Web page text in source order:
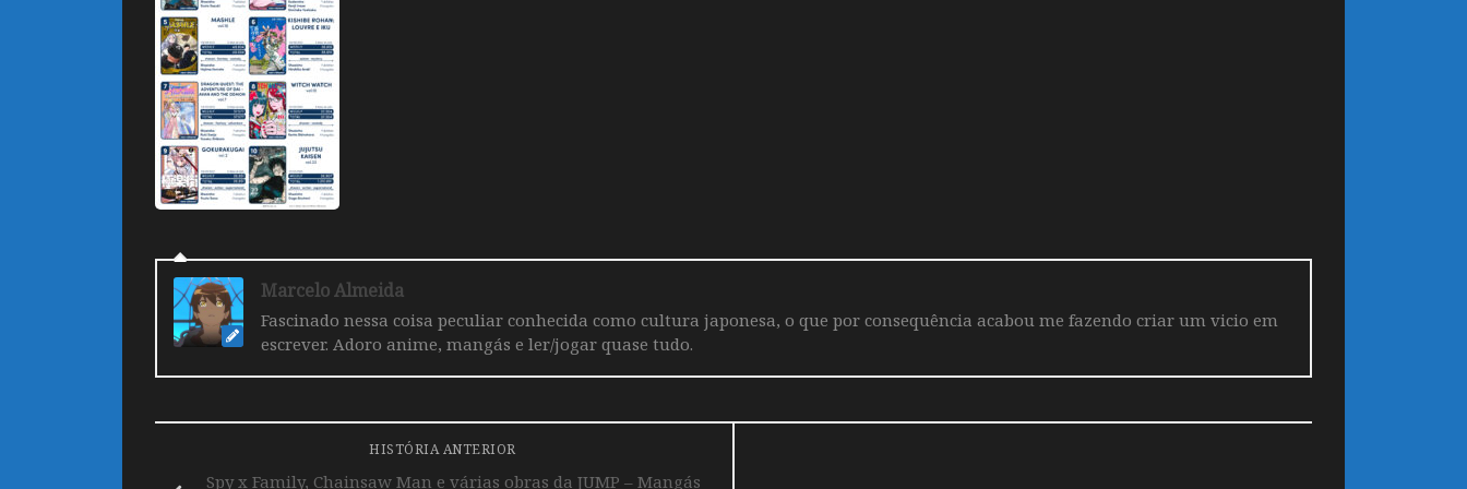
Marcelo Almeida
Fascinado nessa coisa peculiar conhecida como cultura japonesa, o que por consequência acabou me fazendo criar um vicio em
escrever. Adoro anime, mangás e ler/jogar quase tudo.
HISTÓRIA ANTERIOR
Spy x Family, Chainsaw Man e várias obras da JUMP – Mangás